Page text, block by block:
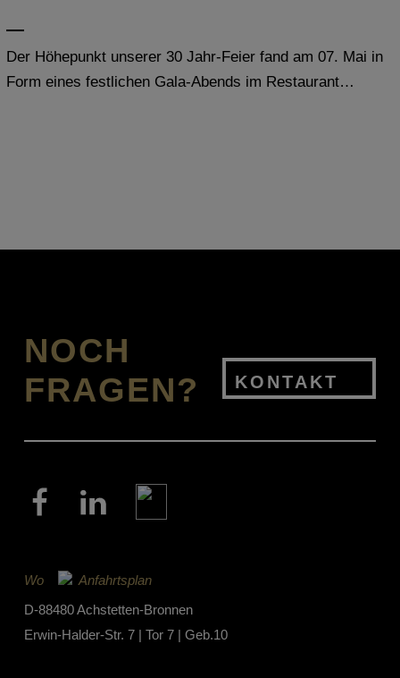
Der Höhepunkt unserer 30 Jahr-Feier fand am 07. Mai in
Form eines festlichen Gala-Abends im Restaurant…
Wo
Anfahrtsplan
D-88480 Achstetten-Bronnen
Erwin-Halder-Str. 7 | Tor 7 | Geb.10
NOCH
FRAGEN?
KONTAKT